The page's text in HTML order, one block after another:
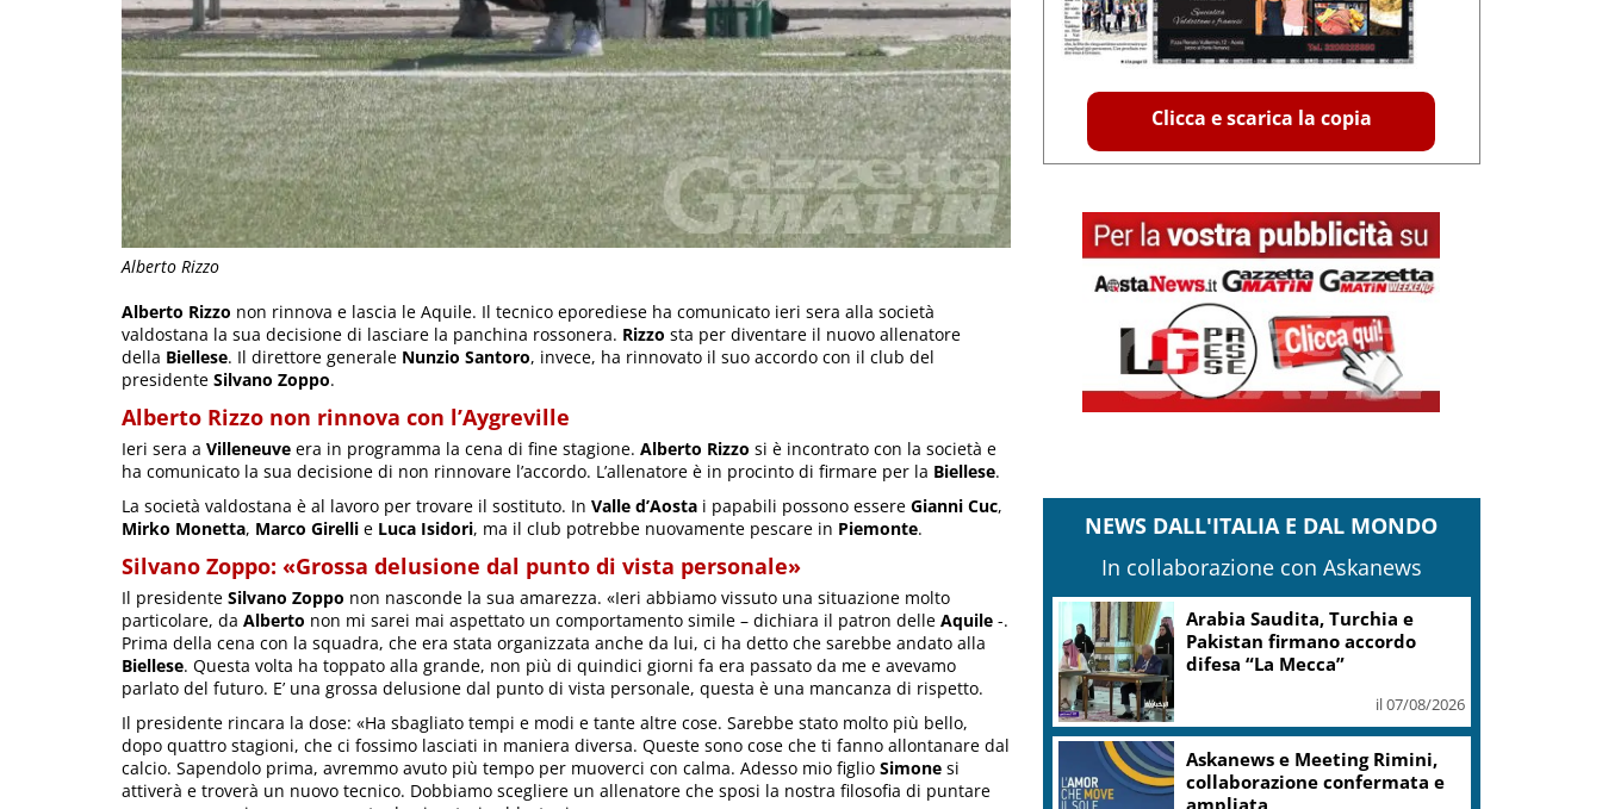
Alberto Rizzo
Alberto Rizzo non rinnova e lascia le Aquile. Il tecnico eporediese ha comunicato ieri sera alla società
valdostana la sua decisione di lasciare la panchina rossonera. Rizzo sta per diventare il nuovo allenatore
della Biellese. Il direttore generale Nunzio Santoro, invece, ha rinnovato il suo accordo con il club del
presidente Silvano Zoppo.
Alberto Rizzo non rinnova con l’Aygreville
Ieri sera a Villeneuve era in programma la cena di fine stagione. Alberto Rizzo si è incontrato con la società e
ha comunicato la sua decisione di non rinnovare l’accordo. L’allenatore è in procinto di firmare per la Biellese.
La società valdostana è al lavoro per trovare il sostituto. In Valle d’Aosta i papabili possono essere Gianni Cuc,
Mirko Monetta, Marco Girelli e Luca Isidori, ma il club potrebbe nuovamente pescare in Piemonte.
Silvano Zoppo: «Grossa delusione dal punto di vista personale»
Il presidente Silvano Zoppo non nasconde la sua amarezza. «Ieri abbiamo vissuto una situazione molto
particolare, da Alberto non mi sarei mai aspettato un comportamento simile – dichiara il patron delle Aquile -.
Prima della cena con la squadra, che era stata organizzata anche da lui, ci ha detto che sarebbe andato alla
Biellese. Questa volta ha toppato alla grande, non più di quindici giorni fa era passato da me e avevamo
parlato del futuro. E’ una grossa delusione dal punto di vista personale, questa è una mancanza di rispetto.
Il presidente rincara la dose: «Ha sbagliato tempi e modi e tante altre cose. Sarebbe stato molto più bello,
dopo quattro stagioni, che ci fossimo lasciati in maniera diversa. Queste sono cose che ti fanno allontanare dal
calcio. Sapendolo prima, avremmo avuto più tempo per muoverci con calma. Adesso mio figlio Simone si
attiverà e troverà un nuovo tecnico. Dobbiamo scegliere un allenatore che sposi la nostra filosofia di puntare
Clicca e scarica la copia
NEWS DALL'ITALIA E DAL MONDO
In collaborazione con Askanews
Arabia Saudita, Turchia e
Pakistan firmano accordo
difesa “La Mecca”
il 07/08/2026
Askanews e Meeting Rimini,
collaborazione confermata e
ampliata